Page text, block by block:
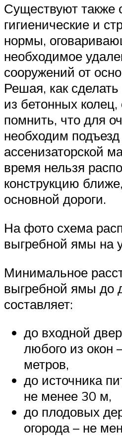
Существуют также
гигиенические и
нормы,
необходимое
сооружений от
Решая, как
из бетонных колец,
помнить, что для
необходим
ассенизаторской
время нельзя
конструкцию
основной дороги.
На фото схема
выгребной ямы на
Минимальное
выгребной ямы до
составляет:
до входной
любого из окон
метров,
до источника
не менее 30 м,
до плодовых
огорода – не